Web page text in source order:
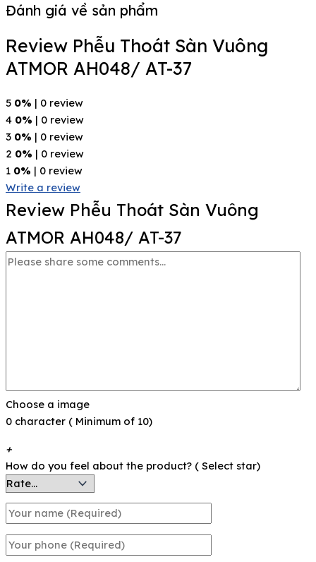
Đánh giá về sản phẩm
Review Phễu Thoát Sàn Vuông
ATMOR AH048/ AT-37
5 0% | 0 review
4 0% | 0 review
3 0% | 0 review
2 0% | 0 review
1 0% | 0 review
Write a review
Review Phễu Thoát Sàn Vuông
ATMOR AH048/ AT-37
Choose a image
0 character ( Minimum of 10)
+
How do you feel about the product? ( Select star)